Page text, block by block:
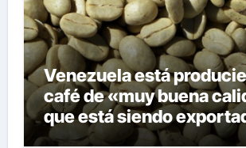
Venezuela está
café de «muy buena
que está siendo
países